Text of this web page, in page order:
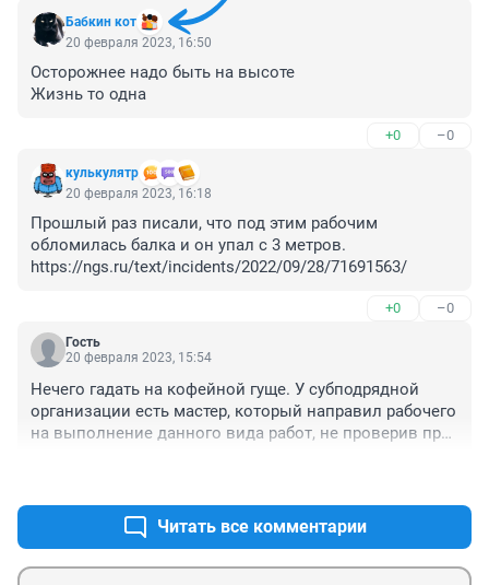
Бабкин кот
20 февраля 2023, 16:50
Осторожнее надо быть на высоте
Жизнь то одна
+0 –0
кулькулятр
20 февраля 2023, 16:18
Прошлый раз писали, что под этим рабочим
обломилась балка и он упал с 3 метров.
https://ngs.ru/text/incidents/2022/09/28/71691563/
+0 –0
Гость
20 февраля 2023, 15:54
Нечего гадать на кофейной гуще. У субподрядной
организации есть мастер, который направил рабочего
на выполнение данного вида работ, не проверив при
техники безопасности. Все просто, нужно смотреть
документацию на рабочем месте, которую уже ,думаю
опечатала прокуратура
Читать все комментарии